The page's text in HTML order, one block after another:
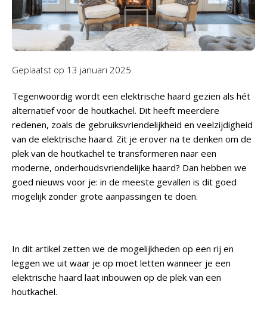
Geplaatst op 13 januari 2025
Tegenwoordig wordt een elektrische haard gezien als hét
alternatief voor de houtkachel. Dit heeft meerdere
redenen, zoals de gebruiksvriendelijkheid en veelzijdigheid
van de elektrische haard. Zit je erover na te denken om de
plek van de houtkachel te transformeren naar een
moderne, onderhoudsvriendelijke haard? Dan hebben we
goed nieuws voor je: in de meeste gevallen is dit goed
mogelijk zonder grote aanpassingen te doen.
In dit artikel zetten we de mogelijkheden op een rij en
leggen we uit waar je op moet letten wanneer je een
elektrische haard laat inbouwen op de plek van een
houtkachel.